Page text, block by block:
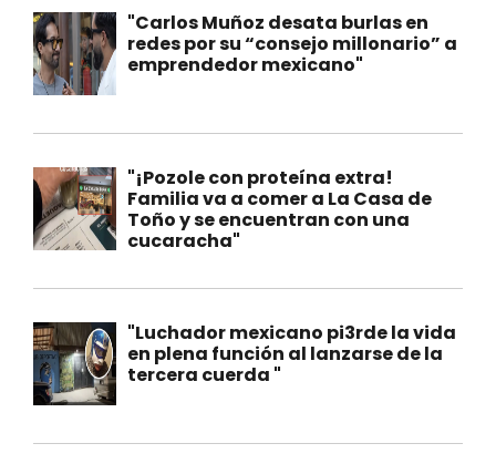
"Carlos Muñoz desata burlas en
redes por su “consejo millonario” a
emprendedor mexicano"
"¡Pozole con proteína extra!
Familia va a comer a La Casa de
Toño y se encuentran con una
cucaracha"
"Luchador mexicano pi3rde la vida
en plena función al lanzarse de la
tercera cuerda "